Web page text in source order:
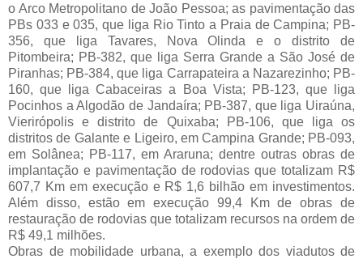
o Arco Metropolitano de João Pessoa; as pavimentação das
PBs 033 e 035, que liga Rio Tinto a Praia de Campina; PB-
356, que liga Tavares, Nova Olinda e o distrito de
Pitombeira; PB-382, que liga Serra Grande a São José de
Piranhas; PB-384, que liga Carrapateira a Nazarezinho; PB-
160, que liga Cabaceiras a Boa Vista; PB-123, que liga
Pocinhos a Algodão de Jandaíra; PB-387, que liga Uiraúna,
Vierirópolis e distrito de Quixaba; PB-106, que liga os
distritos de Galante e Ligeiro, em Campina Grande; PB-093,
em Solânea; PB-117, em Araruna; dentre outras obras de
implantação e pavimentação de rodovias que totalizam R$
607,7 Km em execução e R$ 1,6 bilhão em investimentos.
Além disso, estão em execução 99,4 Km de obras de
restauração de rodovias que totalizam recursos na ordem de
R$ 49,1 milhões.
Obras de mobilidade urbana, a exemplo dos viadutos de